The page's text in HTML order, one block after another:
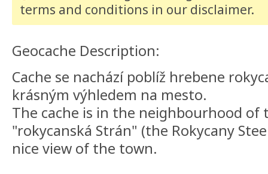
terms and conditions in our disclaimer.
Geocache Description:
Cache se nachází poblíž hrebene
krásným výhledem na mesto.
The cache is in the neighbourhood of
"rokycanská Strán" (the Rokycany
nice view of the town.